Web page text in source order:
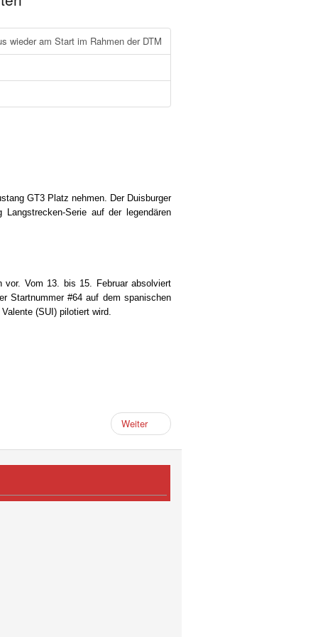
wieder am Start im Rahmen der DTM
GT3 Platz nehmen. Der Duisburger
Serie auf der legendären
vor. Vom 13. bis 15. Februar absolviert
Startnummer #64 auf dem spanischen
(SUI) pilotiert wird.
Weiter